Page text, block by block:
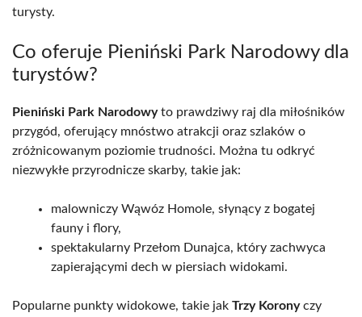
turysty.
Co oferuje Pieniński Park Narodowy dla
turystów?
Pieniński Park Narodowyto prawdziwy raj dla miłośników
przygód, oferujący mnóstwo atrakcji oraz szlaków o
zróżnicowanym poziomie trudności. Można tu odkryć
niezwykłe przyrodnicze skarby, takie jak:
malowniczy Wąwóz Homole, słynący z bogatej
fauny i flory,
spektakularny Przełom Dunajca, który zachwyca
zapierającymi dech w piersiach widokami.
Popularne punkty widokowe, takie jak Trzy Koronyczy